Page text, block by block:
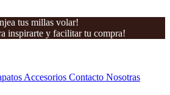
tus millas volar!
inspirarte y facilitar tu compra!
Accesorios Contacto Nosotras